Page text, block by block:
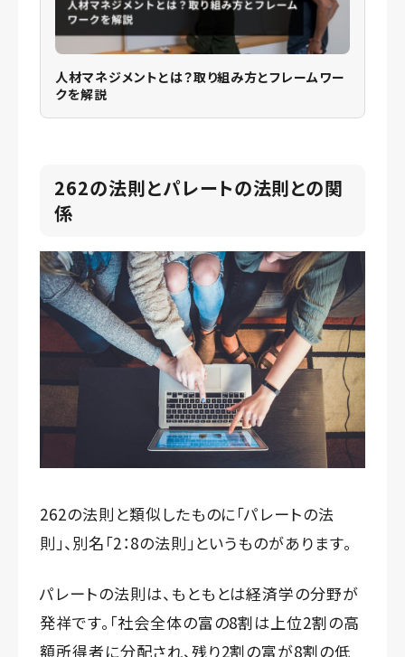
人材マネジメントとは？取り組み方とフレームワー
クを解説
262の法則とパレートの法則との関
係
262の法則と類似したものに「パレートの法
則」、別名「2：8の法則」というものがあります。
パレートの法則は、もともとは経済学の分野が
発祥です。「社会全体の富の8割は上位2割の高
額所得者に分配され、残り2割の富が8割の低